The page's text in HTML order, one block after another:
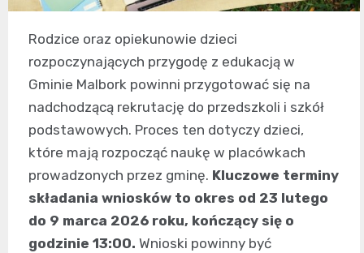
Rodzice oraz opiekunowie dzieci
rozpoczynających przygodę z edukacją w
Gminie Malbork powinni przygotować się na
nadchodzącą rekrutację do przedszkoli i szkół
podstawowych. Proces ten dotyczy dzieci,
które mają rozpocząć naukę w placówkach
prowadzonych przez gminę. Kluczowe terminy
składania wniosków to okres od 23 lutego
do 9 marca 2026 roku, kończący się o
godzinie 13:00. Wnioski powinny być